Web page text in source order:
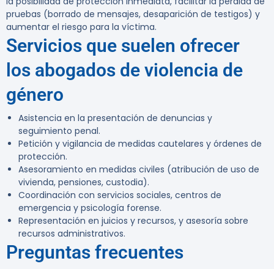
pruebas (borrado de mensajes, desaparición de testigos) y
aumentar el riesgo para la víctima.
Servicios que suelen ofrecer
los abogados de violencia de
género
Asistencia en la presentación de denuncias y
seguimiento penal.
Petición y vigilancia de medidas cautelares y órdenes de
protección.
Asesoramiento en medidas civiles (atribución de uso de
vivienda, pensiones, custodia).
Coordinación con servicios sociales, centros de
emergencia y psicología forense.
Representación en juicios y recursos, y asesoría sobre
recursos administrativos.
Preguntas frecuentes